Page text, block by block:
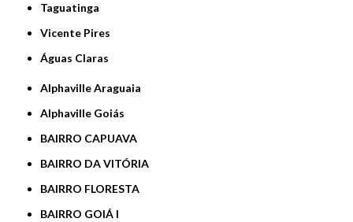
Taguatinga
Vicente Pires
Águas Claras
Alphaville Araguaia
Alphaville Goiás
BAIRRO CAPUAVA
BAIRRO DA VITÓRIA
BAIRRO FLORESTA
BAIRRO GOIÁ I